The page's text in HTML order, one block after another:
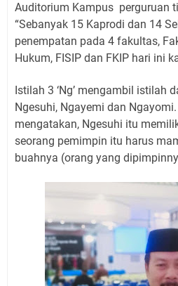
Auditorium Kampus perguruan
“Sebanyak 15 Kaprodi dan 14
penempatan pada 4 fakultas,
Hukum, FISIP dan FKIP hari ini
Istilah 3 ‘Ng’ mengambil istilah
Ngesuhi, Ngayemi dan
mengatakan, Ngesuhi itu
seorang pemimpin itu harus
buahnya (orang yang